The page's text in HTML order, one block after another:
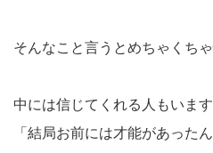
そんなこと言うとめちゃくち
中には信じてくれる人もいま
「結局お前には才能があったん